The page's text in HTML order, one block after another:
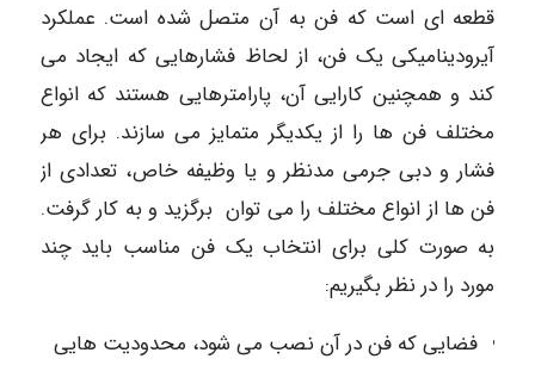
قطعه ای است که فن به آن متصل شده است. عملکرد
آیرودینامیکی یک فن، از لحاظ فشارهایی که ایجاد می
کند و همچنین کارایی آن، پارامترهایی هستند که انواع
مختلف فن ها را از یکدیگر متمایز می سازند. برای هر
فشار و دبی جرمی مدنظر و یا وظیفه خاص، تعدادی از
فن ها از انواع مختلف را می توان برگزید و به کار گرفت.
به صورت کلی برای انتخاب یک فن مناسب باید چند
مورد را در نظر بگیریم:
فضایی که فن در آن نصب می شود، محدودیت هایی